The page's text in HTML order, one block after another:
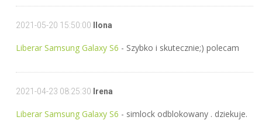
2021-05-20 15:50:00 Ilona
Liberar Samsung Galaxy S6 - Szybko i skutecznie;) polecam
2021-04-23 08:25:30 Irena
Liberar Samsung Galaxy S6 - simlock odblokowany . dziekuje.